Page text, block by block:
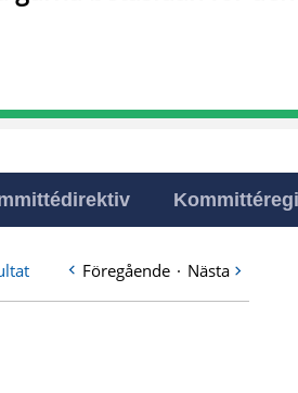
Föregående · Nästa